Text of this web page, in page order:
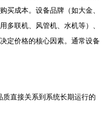
买成本。设备品牌（如大金、
多联机、风管机、水机等）、
定价格的核心因素。通常设备
质直接关系到系统长期运行的